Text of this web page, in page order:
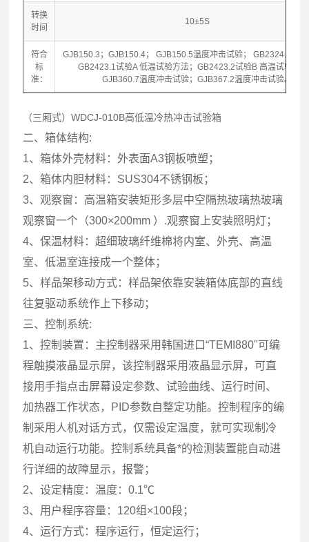
转换
时间
10±5S
符合
标
准：
GJB150.3；GJB150.4； GJB150.5温度冲击试验； GB2324.22试
GB2423.1试验A 低温试验方法；GB2423.2试验B 高温试验方
GJB360.7温度冲击试验；GJB367.2温度冲击试验。
（三厢式）WDCJ-010B高低温冷热冲击试验箱
二、箱体结构:
1、箱体外壳材料：外表面A3钢板喷塑；
2、箱体内胆材料：SUS304不锈钢板；
3、观察窗：高温箱安装矩形多层中空隔热玻璃热玻璃
观察窗一个（300×200mm ）.观察窗上安装照明灯；
4、保温材料：超细玻璃纤维棉将内室、外壳、高温
室、低温室连接成一个整体；
5、样品架移动方式：样品架依靠安装箱体底部的直线
往复驱动系统作上下移动；
三、控制系统:
1、控制装置：主控制器采用韩国进口“TEMI880"可编
程触摸液晶显示屏，该控制器采用液晶显示屏，可直
接用手指点击屏幕设定参数、试验曲线、运行时间、
加热器工作状态，PID参数自整定功能。控制程序的编
制采用人机对话方式，仅需设定温度，就可实现制冷
机自动运行功能。控制系统具备*的检测装置能自动进
行详细的故障显示，报警；
2、设定精度：温度：0.1℃
3、用户程序容量：120组×100段；
4、运行方式：程序运行，恒定运行；